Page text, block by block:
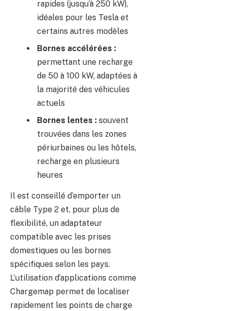
rapides (jusqu’à 250 kW),
idéales pour les Tesla et
certains autres modèles
Bornes accélérées :
permettant une recharge
de 50 à 100 kW, adaptées à
la majorité des véhicules
actuels
Bornes lentes : souvent
trouvées dans les zones
périurbaines ou les hôtels,
recharge en plusieurs
heures
Il est conseillé d’emporter un
câble Type 2 et, pour plus de
flexibilité, un adaptateur
compatible avec les prises
domestiques ou les bornes
spécifiques selon les pays.
L’utilisation d’applications comme
Chargemap permet de localiser
rapidement les points de charge